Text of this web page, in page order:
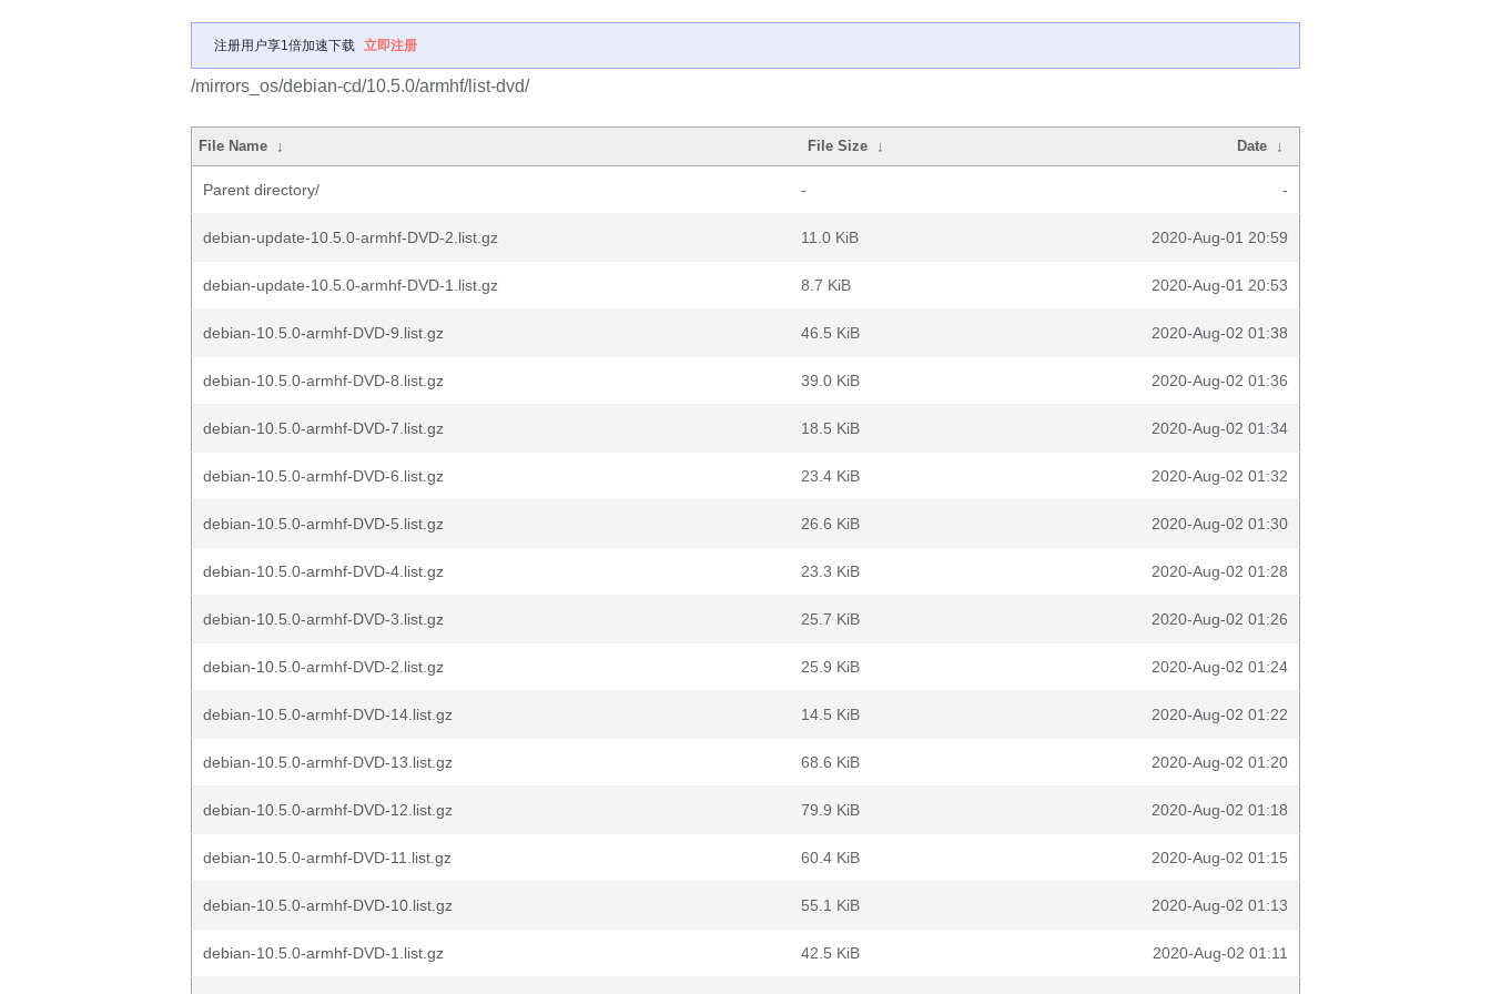
注册用户享1倍加速下载 立即注册
/mirrors_os/debian-cd/10.5.0/armhf/list-dvd/
File Name ↓ File Size ↓ Date ↓
Parent directory/ - -
debian-update-10.5.0-armhf-DVD-2.list.gz 11.0 KiB 2020-Aug-01 20:59
debian-update-10.5.0-armhf-DVD-1.list.gz 8.7 KiB 2020-Aug-01 20:53
debian-10.5.0-armhf-DVD-9.list.gz 46.5 KiB 2020-Aug-02 01:38
debian-10.5.0-armhf-DVD-8.list.gz 39.0 KiB 2020-Aug-02 01:36
debian-10.5.0-armhf-DVD-7.list.gz 18.5 KiB 2020-Aug-02 01:34
debian-10.5.0-armhf-DVD-6.list.gz 23.4 KiB 2020-Aug-02 01:32
debian-10.5.0-armhf-DVD-5.list.gz 26.6 KiB 2020-Aug-02 01:30
debian-10.5.0-armhf-DVD-4.list.gz 23.3 KiB 2020-Aug-02 01:28
debian-10.5.0-armhf-DVD-3.list.gz 25.7 KiB 2020-Aug-02 01:26
debian-10.5.0-armhf-DVD-2.list.gz 25.9 KiB 2020-Aug-02 01:24
debian-10.5.0-armhf-DVD-14.list.gz 14.5 KiB 2020-Aug-02 01:22
debian-10.5.0-armhf-DVD-13.list.gz 68.6 KiB 2020-Aug-02 01:20
debian-10.5.0-armhf-DVD-12.list.gz 79.9 KiB 2020-Aug-02 01:18
debian-10.5.0-armhf-DVD-11.list.gz 60.4 KiB 2020-Aug-02 01:15
debian-10.5.0-armhf-DVD-10.list.gz 55.1 KiB 2020-Aug-02 01:13
debian-10.5.0-armhf-DVD-1.list.gz 42.5 KiB 2020-Aug-02 01:11